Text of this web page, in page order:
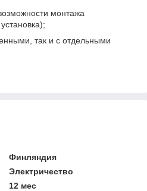
монтажа
так и с отдельными
Финляндия
Электричество
12 мес